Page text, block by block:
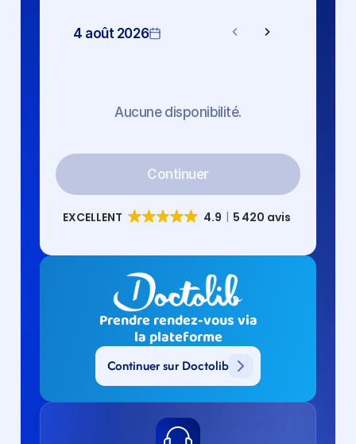
4 août 2026
Aucune disponibilité.
Continuer
Prendre rendez-vous via
la plateforme
Continuer sur Doctolib